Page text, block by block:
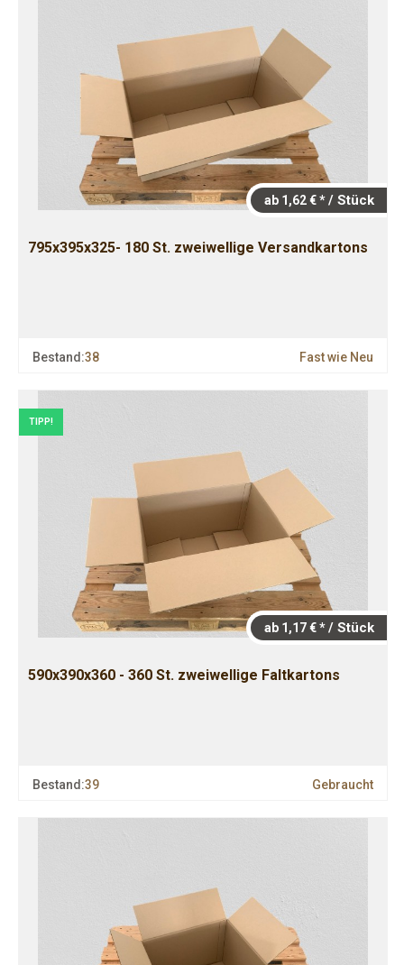
ab 1,62 € */ Stück
795x395x325- 180 St. zweiwellige Versandkartons
Bestand:38 Fast wie Neu
TIPP!
ab 1,17 € */ Stück
590x390x360 - 360 St. zweiwellige Faltkartons
Bestand:39 Gebraucht